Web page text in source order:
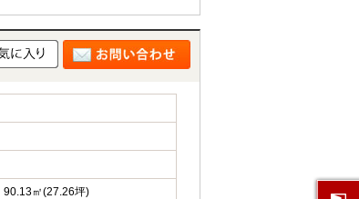
90.13㎡(27.26坪)